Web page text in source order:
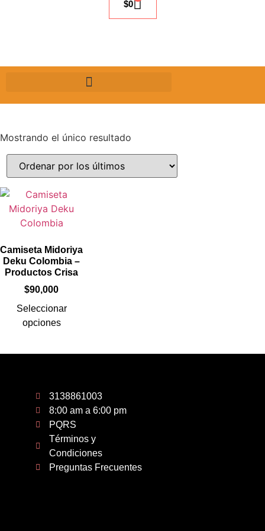
$0
Mostrando el único resultado
Camiseta Midoriya
Deku Colombia –
Productos Crisa
$90,000
Seleccionar
opciones
3138861003
8:00 am a 6:00 pm
PQRS
Términos y
Condiciones
Preguntas Frecuentes